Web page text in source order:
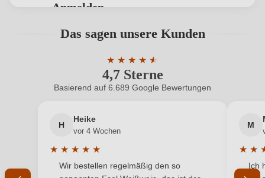
Vittoria 58, 82034 Guardia Sanframondi, Italien
Rebsorte Cuvée (Weiß)
Anmelden
Benutzern abgegeben werden. Bitte loggen Sie sich
Neuer Kunde? Neuer Kunde?
Ihre E-Mail-Adresse
Ihr Passwort
Das sagen unsere Kunden
4,7 Sterne
★ ★ ★ ★ ★
★
Durchschnittliche Bewertung von 4.7
Basierend auf 6.689 Google Bewertungen
H
Heike
vor 4 Wochen
★ ★ ★ ★ ★
Durchschnittliche Bewertung von 5 von 5 Sternen
Wir bestellen regelmäßig den so
M
★ ★
Ich